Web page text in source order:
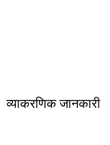
व्याकरणिक जानकारी